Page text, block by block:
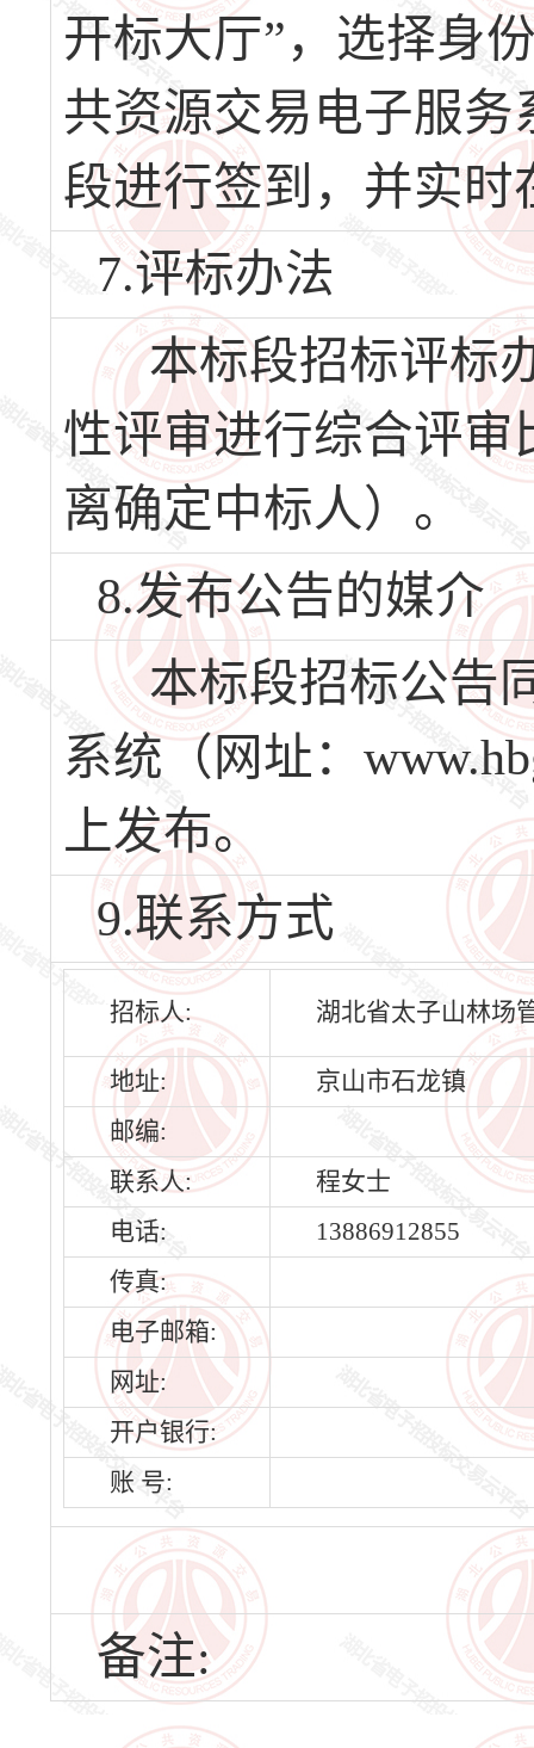
开标大厅”，选择身
共资源交易电子服务
段进行签到，并实
7.评标办法
本标段招标评标
性评审进行综合评
离确定中标人）。
8.发布公告的媒介
本标段招标公告
系统（网址：
上发布。
9.联系方式
招标人: 湖北省太子山林场
地址:
京山市石龙镇
邮编:
联系人:
程女士
电话:
13886912855
传真:
电子邮箱:
网址:
开户银行:
账 号:
备注: